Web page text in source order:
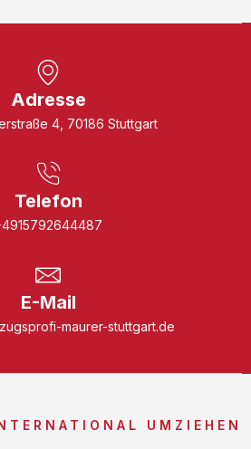
Adresse
4, 70186 Stuttgart
Telefon
E-Mail
maurer-stuttgart.de
UMZIEHEN